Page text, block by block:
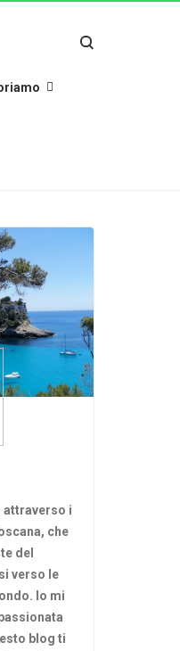
attraverso i
che
del
verso le
Io mi
blog ti